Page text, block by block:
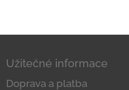
Užitečné informace
Doprava a platba